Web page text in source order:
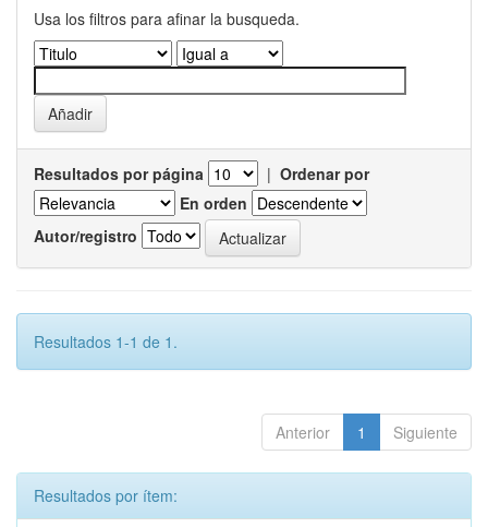
Usa los filtros para afinar la busqueda.
Resultados por página | Ordenar por
En orden
Autor/registro
Resultados 1-1 de 1.
Anterior 1 Siguiente
Resultados por ítem: